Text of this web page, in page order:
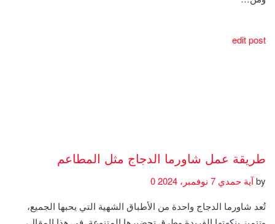
edit post
طريقة عمل شاورما الدجاج مثل المطاعم
byآية حمدي
تُعد شاورما الدجاج واحدة من الأطباق الشهية التي يحبها الجميع،